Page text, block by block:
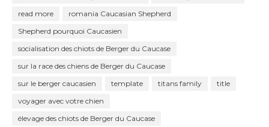
read more
romania Caucasian Shepherd
Shepherd pourquoi Caucasien
socialisation des chiots de Berger du Caucase
sur la race des chiens de Berger du Caucase
sur le berger caucasien
template titans family
title
voyager avec votre chien
élevage des chiots de Berger du Caucase